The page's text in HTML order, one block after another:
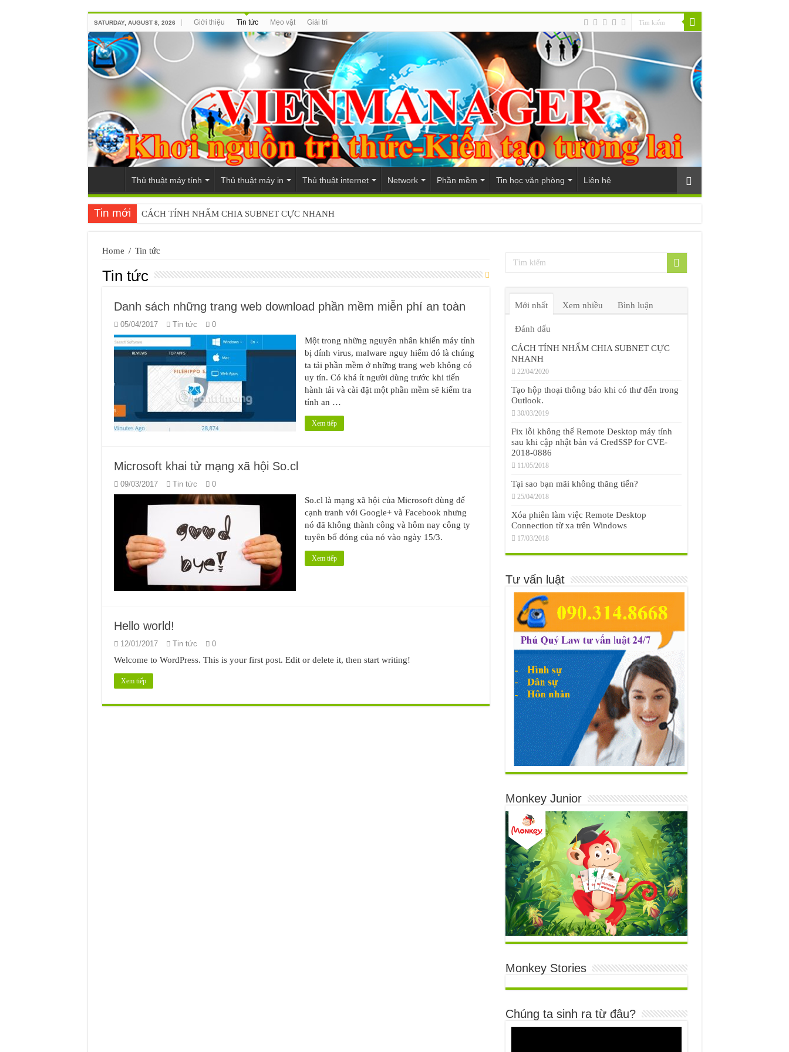
SATURDAY, AUGUST 8, 2026 Giới thiệu Tin tức Mẹo vặt Giải trí
Thủ thuật máy tính Thủ thuật máy in Thủ thuật internet Network Phần mềm Tin học văn phòng Liên hệ
Tin mới CÁCH TÍNH NHẨM CHIA SUBNET CỰC NHANH
Home / Tin tức
Tin tức
Danh sách những trang web download phần mềm miễn phí an toàn
05/04/2017 Tin tức 0
Một trong những nguyên nhân khiến máy tính
bị dính virus, malware nguy hiểm đó là chúng
ta tải phần mềm ở những trang web không có
uy tín. Có khá ít người dùng trước khi tiến
hành tải và cài đặt một phần mềm sẽ kiểm tra
tính an …
Xem tiếp
Microsoft khai tử mạng xã hội So.cl
09/03/2017 Tin tức 0
So.cl là mạng xã hội của Microsoft dùng để
cạnh tranh với Google+ và Facebook nhưng
nó đã không thành công và hôm nay công ty
tuyên bố đóng của nó vào ngày 15/3.
Xem tiếp
Hello world!
12/01/2017 Tin tức 0
Welcome to WordPress. This is your first post. Edit or delete it, then start writing!
Xem tiếp
Mới nhất Xem nhiều Bình luận
Đánh dấu
CÁCH TÍNH NHẨM CHIA SUBNET CỰC
NHANH
22/04/2020
Tạo hộp thoại thông báo khi có thư đến trong
Outlook.
30/03/2019
Fix lỗi không thể Remote Desktop máy tính
sau khi cập nhật bản vá CredSSP for CVE-
2018-0886
11/05/2018
Tại sao bạn mãi không thăng tiến?
25/04/2018
Xóa phiên làm việc Remote Desktop
Connection từ xa trên Windows
17/03/2018
Tư vấn luật
Monkey Junior
Monkey Stories
Chúng ta sinh ra từ đâu?